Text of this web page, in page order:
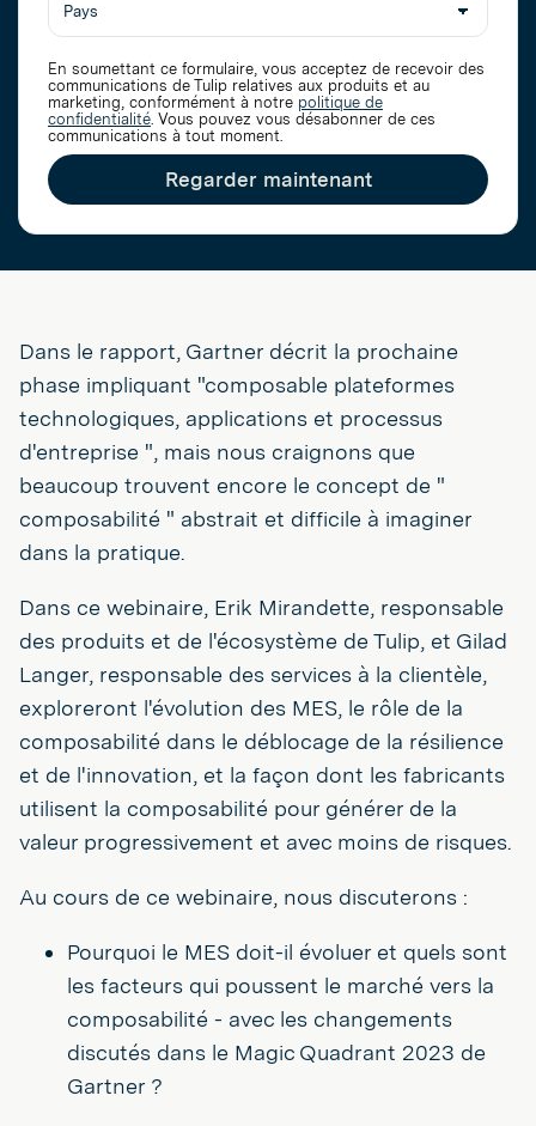
En soumettant ce formulaire, vous acceptez de recevoir des
communications de Tulip relatives aux produits et au
marketing, conformément à notre politique de
confidentialité. Vous pouvez vous désabonner de ces
communications à tout moment.
Regarder maintenant
Dans le rapport, Gartner décrit la prochaine
phase impliquant "composable plateformes
technologiques, applications et processus
d'entreprise ", mais nous craignons que
beaucoup trouvent encore le concept de "
composabilité " abstrait et difficile à imaginer
dans la pratique.
Dans ce webinaire, Erik Mirandette, responsable
des produits et de l'écosystème de Tulip, et Gilad
Langer, responsable des services à la clientèle,
exploreront l'évolution des MES, le rôle de la
composabilité dans le déblocage de la résilience
et de l'innovation, et la façon dont les fabricants
utilisent la composabilité pour générer de la
valeur progressivement et avec moins de risques.
Au cours de ce webinaire, nous discuterons :
Pourquoi le MES doit-il évoluer et quels sont
les facteurs qui poussent le marché vers la
composabilité - avec les changements
discutés dans le Magic Quadrant 2023 de
Gartner ?